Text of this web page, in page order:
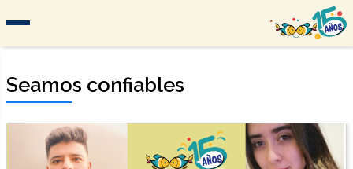
Seamos confiables